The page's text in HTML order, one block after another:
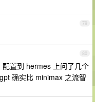
79
80
置到 hermes 上问了几个
确实比 minimax 之流智